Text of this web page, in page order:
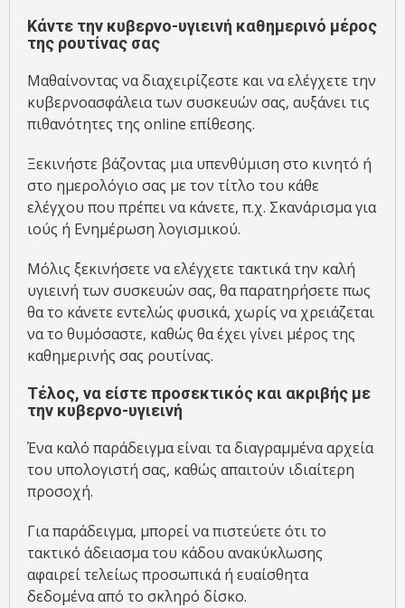
Κάντε την κυβερνο-υγιεινή καθημερινό μέρος
της ρουτίνας σας
Μαθαίνοντας να διαχειρίζεστε και να ελέγχετε την
κυβερνοασφάλεια των συσκευών σας, αυξάνει τις
πιθανότητες της online επίθεσης.
Ξεκινήστε βάζοντας μια υπενθύμιση στο κινητό ή
στο ημερολόγιο σας με τον τίτλο του κάθε
ελέγχου που πρέπει να κάνετε, π.χ. Σκανάρισμα για
ιούς ή Ενημέρωση λογισμικού.
Μόλις ξεκινήσετε να ελέγχετε τακτικά την καλή
υγιεινή των συσκευών σας, θα παρατηρήσετε πως
θα το κάνετε εντελώς φυσικά, χωρίς να χρειάζεται
να το θυμόσαστε, καθώς θα έχει γίνει μέρος της
καθημερινής σας ρουτίνας.
Τέλος, να είστε προσεκτικός και ακριβής με
την κυβερνο-υγιεινή
Ένα καλό παράδειγμα είναι τα διαγραμμένα αρχεία
του υπολογιστή σας, καθώς απαιτούν ιδιαίτερη
προσοχή.
Για παράδειγμα, μπορεί να πιστεύετε ότι το
τακτικό άδειασμα του κάδου ανακύκλωσης
αφαιρεί τελείως προσωπικά ή ευαίσθητα
δεδομένα από το σκληρό δίσκο.